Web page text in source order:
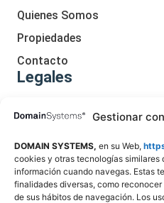
Gestionar
DOMAIN SYSTEMS, en su Web,
cookies y otras tecnologías similares
información cuando navegas. Estas
finalidades diversas, como
de sus hábitos de navegación. Los
Quienes Somos
Propiedades
Contacto
Legales
Política De Privacidad
Declaración De